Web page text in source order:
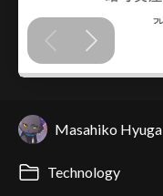
Masahiko Hyuga
Technology